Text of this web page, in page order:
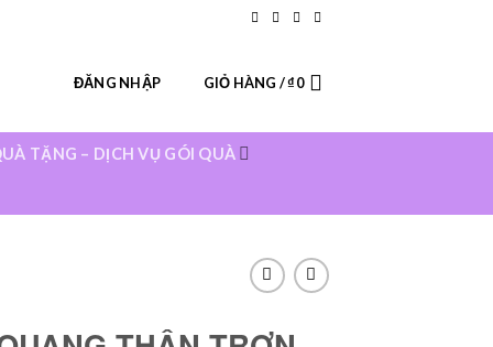
ĐĂNG NHẬP GIỎ HÀNG /₫0
TẶNG – DỊCH VỤ GÓI QUÀ